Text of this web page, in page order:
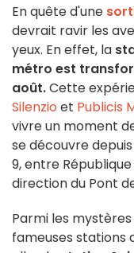
En quête d'une
devrait ravir les
yeux. En effet, la
métro est
août.Cette
Silenzio et Publicis
vivre un moment
se découvre
9, entre
direction du Pont
Parmi les
fameuses stations